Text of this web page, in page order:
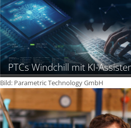
PTCs Windchill mit KI-
Bild: Parametric Technology GmbH